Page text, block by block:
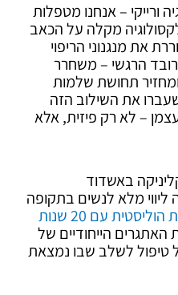
ורייקי – אנחנו מטפלות
מקלה על הכאב
את מנגנוני הריפוי
הרגשי – משחרר
תחושת שלמות
את השילוב הזה
– לא רק פיזית, אלא
באשדוד
ליווי מלא לנשים בתקופה
מטפלת הוליסטית עם 20 שנות
הייחודיים של
טיפול לשלב שבו נמצאת